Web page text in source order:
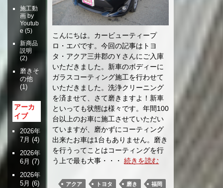
こんにちは。カービューティープ
ロ・エバです。今回の記事はトヨ
タ・アクア三井郡のＹさんにご入庫
いただきました。新車のボディーに
ガラスコーティング施工を行わせて
いただきました。洗浄クリーニング
を済ませて、さて磨きますよ！新車
といっても状態は様々です。年間100
台以上のお車に施工させていただい
ていますが、磨かずにコーティング
出来たお車は1台もありません。磨き
を行うってことはコーティングを行
う上で最も大事・・・続きを読む
アクア トヨタ 磨き 福岡
施工動
画 by
Youtub
e (5)
新商品
説明
(2)
磨きそ
の他
(1)
アーカ
イブ
2026年
7月 (4)
2026年
6月 (7)
2026年
5月 (6)